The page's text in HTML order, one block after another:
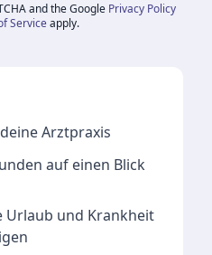
and the Google Privacy Policy
Service apply.
Arztpraxis
auf einen Blick
Urlaub und Krankheit